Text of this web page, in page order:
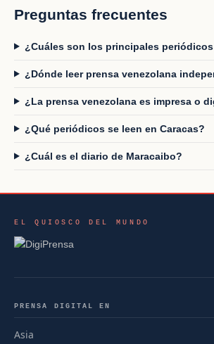
Preguntas frecuentes
¿Cuáles son los principales periódicos
¿Dónde leer prensa venezolana
¿La prensa venezolana es impresa o
¿Qué periódicos se leen en Caracas?
¿Cuál es el diario de Maracaibo?
EL QUIOSCO DEL MUNDO
PRENSA DIGITAL EN
Asia